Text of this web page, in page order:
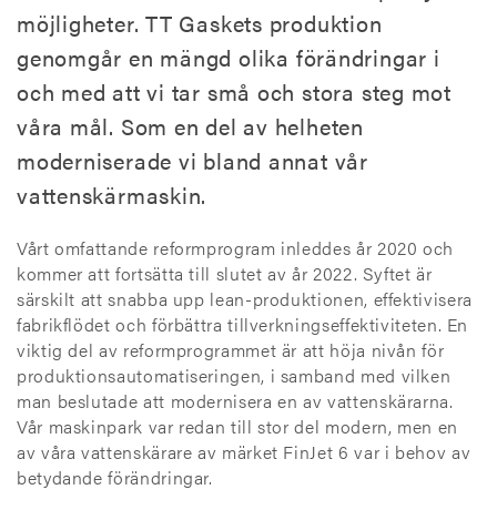
möjligheter. TT Gaskets produktion
genomgår en mängd olika förändringar i
och med att vi tar små och stora steg mot
våra mål. Som en del av helheten
moderniserade vi bland annat vår
vattenskärmaskin.
Vårt omfattande reformprogram inleddes år 2020 och
kommer att fortsätta till slutet av år 2022. Syftet är
särskilt att snabba upp lean-produktionen, effektivisera
fabrikflödet och förbättra tillverkningseffektiviteten. En
viktig del av reformprogrammet är att höja nivån för
produktionsautomatiseringen, i samband med vilken
man beslutade att modernisera en av vattenskärarna.
Vår maskinpark var redan till stor del modern, men en
av våra vattenskärare av märket FinJet 6 var i behov av
betydande förändringar.